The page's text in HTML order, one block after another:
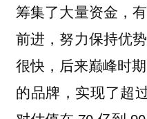
筹集了大量资金，
前进，努力保持优
很快，后来巅峰时
的品牌，实现了超